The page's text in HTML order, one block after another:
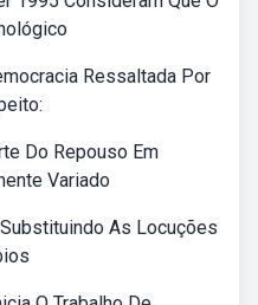
Ressaltada Por
Do Repouso Em
Variado
As Locuções